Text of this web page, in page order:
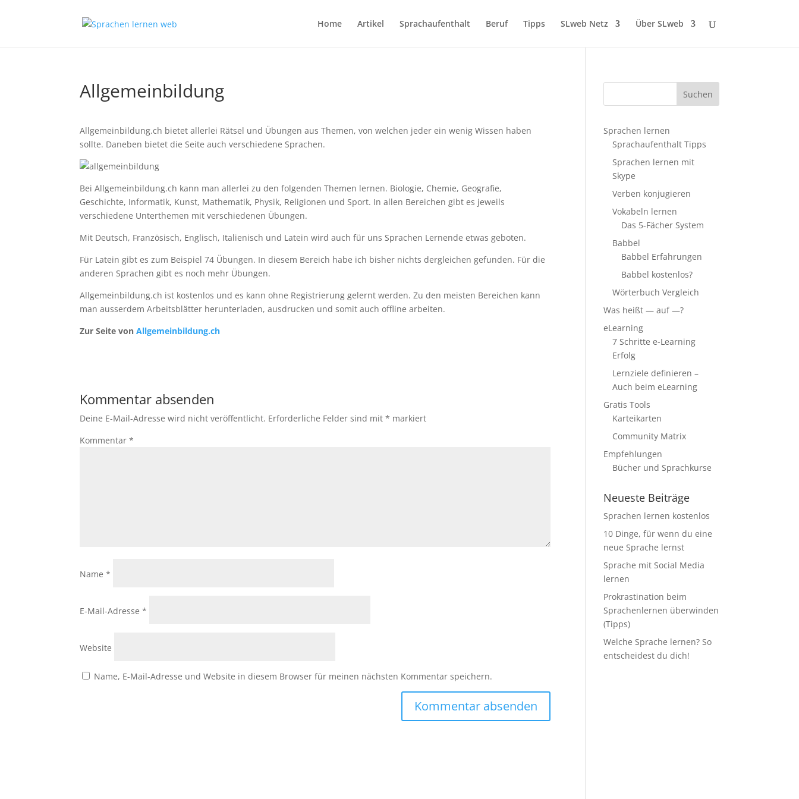
Home Artikel Sprachaufenthalt Beruf Tipps SLweb Netz Über SLweb
Allgemeinbildung
Allgemeinbildung.ch bietet allerlei Rätsel und Übungen aus Themen, von welchen jeder ein wenig Wissen haben
sollte. Daneben bietet die Seite auch verschiedene Sprachen.
Bei Allgemeinbildung.ch kann man allerlei zu den folgenden Themen lernen. Biologie, Chemie, Geografie,
Geschichte, Informatik, Kunst, Mathematik, Physik, Religionen und Sport. In allen Bereichen gibt es jeweils
verschiedene Unterthemen mit verschiedenen Übungen.
Mit Deutsch, Französisch, Englisch, Italienisch und Latein wird auch für uns Sprachen Lernende etwas geboten.
Für Latein gibt es zum Beispiel 74 Übungen. In diesem Bereich habe ich bisher nichts dergleichen gefunden. Für die
anderen Sprachen gibt es noch mehr Übungen.
Allgemeinbildung.ch ist kostenlos und es kann ohne Registrierung gelernt werden. Zu den meisten Bereichen kann
man ausserdem Arbeitsblätter herunterladen, ausdrucken und somit auch offline arbeiten.
Zur Seite vonAllgemeinbildung.ch
Kommentar absenden
Deine E-Mail-Adresse wird nicht veröffentlicht. Erforderliche Felder sind mit* markiert
Kommentar*
Name*
E-Mail-Adresse*
Website
Name, E-Mail-Adresse und Website in diesem Browser für meinen nächsten Kommentar speichern.
Sprachen lernen
Sprachaufenthalt Tipps
Sprachen lernen mit
Skype
Verben konjugieren
Vokabeln lernen
Das 5-Fächer System
Babbel
Babbel Erfahrungen
Babbel kostenlos?
Wörterbuch Vergleich
Was heißt — auf —?
eLearning
7 Schritte e-Learning
Erfolg
Lernziele definieren –
Auch beim eLearning
Gratis Tools
Karteikarten
Community Matrix
Empfehlungen
Bücher und Sprachkurse
Neueste Beiträge
Sprachen lernen kostenlos
10 Dinge, für wenn du eine
neue Sprache lernst
Sprache mit Social Media
lernen
Prokrastination beim
Sprachenlernen überwinden
(Tipps)
Welche Sprache lernen? So
entscheidest du dich!